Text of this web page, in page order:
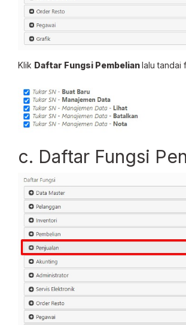
Klik Daftar Fungsi Pembelianlalu tandai
c. Daftar Fungsi